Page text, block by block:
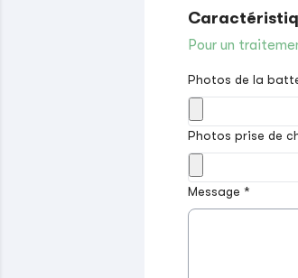
Pour un
Photos de la
Photos prise de
Message *